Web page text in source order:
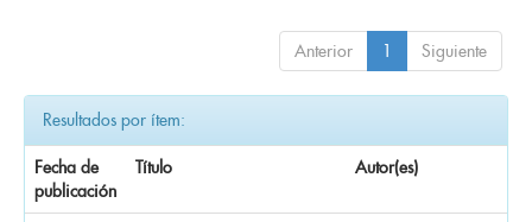
Anterior 1 Siguiente
Resultados por ítem:
Fecha de
publicación
Título Autor(es)